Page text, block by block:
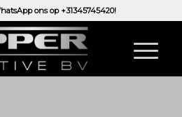
ons op +31345745420!